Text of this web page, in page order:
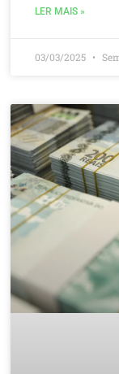
LER MAIS »
03/03/2025